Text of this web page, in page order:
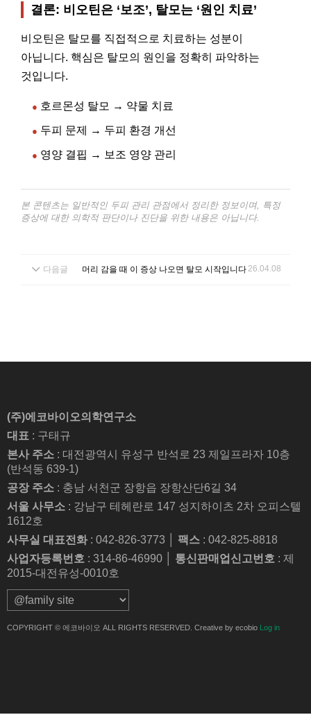
결론: 비오틴은 ‘보조’, 탈모는 ‘원인 치료’
비오틴은 탈모를 직접적으로 치료하는 성분이
아닙니다. 핵심은 탈모의 원인을 정확히 파악하는
것입니다.
● 호르몬성 탈모 → 약물 치료
● 두피 문제 → 두피 환경 개선
● 영양 결핍 → 보조 영양 관리
본 콘텐츠는 일반적인 두피 관리 관점에서 정리한 정보이며, 특정
증상에 대한 의학적 판단이나 진단을 위한 내용은 아닙니다.
다음글 머리 감을 때 이 증상 나오면 탈모 시작입니다 26.04.08
(주)에코바이오의학연구소
대표 : 구태규
본사 주소 : 대전광역시 유성구 반석로 23 제일프라자 10층
(반석동 639-1)
공장 주소 : 충남 서천군 장항읍 장항산단6길 34
서울 사무소 : 강남구 테헤란로 147 성지하이츠 2차 오피스텔
1612호
사무실 대표전화: 042-826-3773 │ 팩스 : 042-825-8818
사업자등록번호 : 314-86-46990 │ 통신판매업신고번호 : 제
2015-대전유성-0010호
COPYRIGHT © 에코바이오 ALL RIGHTS RESERVED. Creative by ecobio Log in